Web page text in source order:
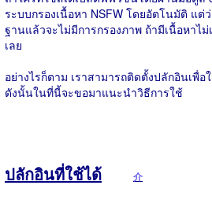
ระบบกรองเนื้อหา NSFW โดยอัตโนมัติ แต่
ฐานแล้วจะไม่มีการกรองภาพ ถ้ามีเนื้อหาไ
เลย
อย่างไรก็ตาม เราสามารถติดตั้งปลักอินเพื่อ
ดังนั้นในที่นี้จะขอมาแนะนำวิธีการใช้
ปลักอินที่ใช้ได้ 介